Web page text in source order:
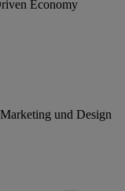
Economy
und Design